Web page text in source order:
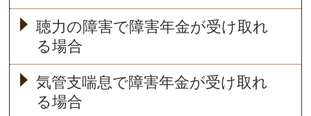
聴力の障害で障害年金が受け取れ
る場合
気管支喘息で障害年金が受け取れ
る場合